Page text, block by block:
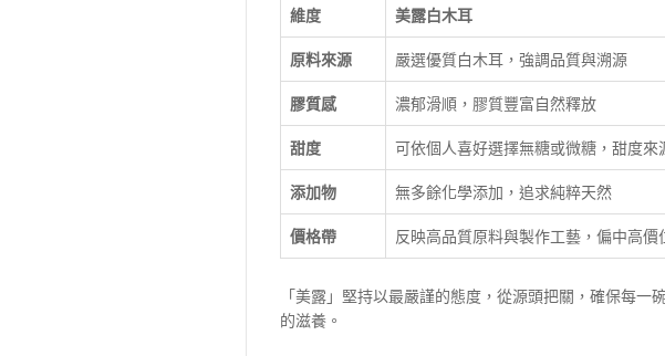
維度 美露白木耳
原料來源 嚴選優質白木耳，強調品質與溯源
膠質感 濃郁滑順，膠質豐富自然釋放
甜度 可依個人喜好選擇無糖或微糖，甜度來
添加物 無多餘化學添加，追求純粹天然
價格帶 反映高品質原料與製作工藝，偏中高價
「美露」堅持以最嚴謹的態度，從源頭把關，確保每
的滋養。